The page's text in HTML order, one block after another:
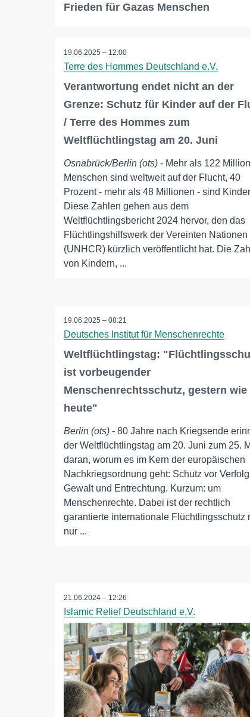
Frieden für Gazas Menschen
19.06.2025 – 12:00
Terre des Hommes Deutschland e.V.
Verantwortung endet nicht an der
Grenze: Schutz für Kinder auf der
/ Terre des Hommes zum
Weltflüchtlingstag am 20. Juni
Osnabrück/Berlin (ots) - Mehr als 122
Menschen sind weltweit auf der Flucht, 40
Prozent - mehr als 48 Millionen - sind
Diese Zahlen gehen aus dem
Weltflüchtlingsbericht 2024 hervor, den das
Flüchtlingshilfswerk der Vereinten Nationen
(UNHCR) kürzlich veröffentlicht hat. Die Zahl
von Kindern, ...
19.06.2025 – 08:21
Deutsches Institut für Menschenrechte
Weltflüchtlingstag:
ist vorbeugender
Menschenrechtsschutz, gestern wie
heute"
Berlin (ots) - 80 Jahre nach Kriegsende
der Weltflüchtlingstag am 20. Juni zum 25.
daran, worum es im Kern der europäischen
Nachkriegsordnung geht: Schutz vor
Gewalt und Entrechtung. Kurzum: um
Menschenrechte. Dabei ist der rechtlich
garantierte internationale Flüchtlingsschutz
nur ...
21.06.2024 – 12:26
Islamic Relief Deutschland e.V.